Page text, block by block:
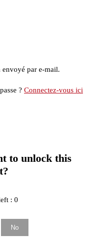
envoyé par e-mail.
? Connectez-vous ici
to unlock this
: 0
No